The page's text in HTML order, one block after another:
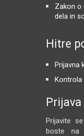
Zakon o
dela in
Hitre
Prijavna
Prijavite
boste na